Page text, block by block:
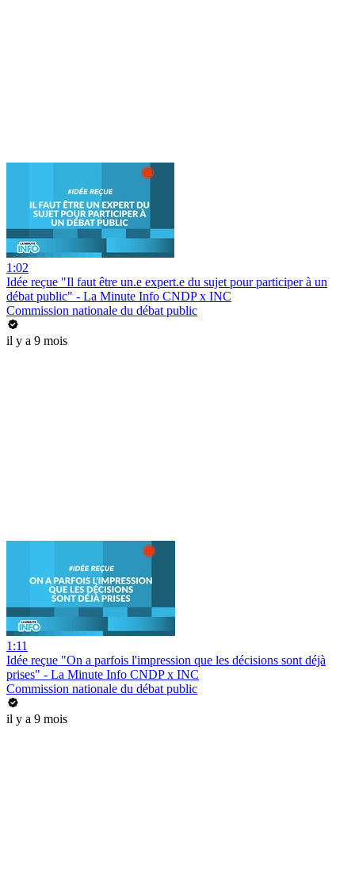
1:02
Idée reçue "Il faut être un.e expert.e du sujet pour participer à un
débat public" - La Minute Info CNDP x INC
Commission nationale du débat public
il y a 9 mois
1:11
Idée reçue "On a parfois l'impression que les décisions sont déjà
prises" - La Minute Info CNDP x INC
Commission nationale du débat public
il y a 9 mois